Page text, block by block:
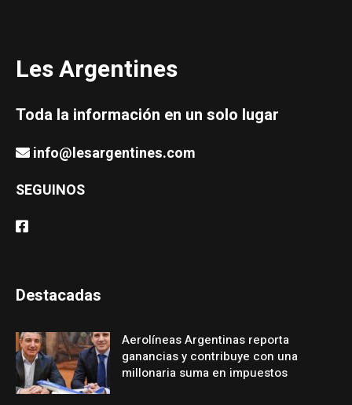
Les Argentines
Toda la información en un solo lugar
info@lesargentines.com
SEGUINOS
Destacadas
Aerolíneas Argentinas reporta
ganancias y contribuye con una
millonaria suma en impuestos